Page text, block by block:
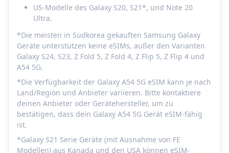
US-Modelle des Galaxy S20, S21*, und Note 20
Ultra.
*Die meisten in Südkorea gekauften Samsung Galaxy
Geräte unterstützen keine eSIMs, außer den Varianten
Galaxy S24, S23, Z Fold 5, Z Fold 4, Z Flip 5, Z Flip 4 und
A54 5G.
*Die Verfügbarkeit der Galaxy A54 5G eSIM kann je nach
Land/Region und Anbieter variieren. Bitte kontaktiere
deinen Anbieter oder Gerätehersteller, um zu
bestätigen, dass dein Galaxy A54 5G Gerät eSIM-fähig
ist.
*Galaxy S21 Serie Geräte (mit Ausnahme von FE
Modellen) aus Kanada und den USA können eSIM-